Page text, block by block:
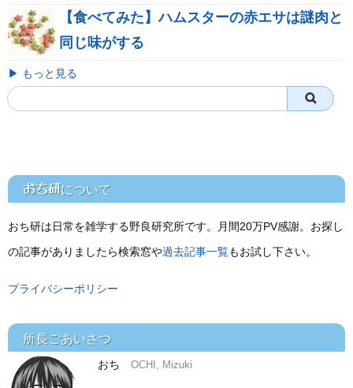
【食べてみた】ハムスターの赤エサは謎肉と
同じ味がする
▶ もっと見る
おち研について
おち研は日常を雑学する野良研究所です。月間20万PV感謝。お探し
の記事がありましたら検索窓や過去記事一覧もお試し下さい。
プライバシーポリシー
所長ごあいさつ
おち OCHI, Mizuki